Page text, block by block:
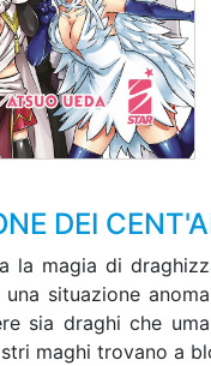
DEI
la magia di
situazione
sia draghi che
maghi trovano a